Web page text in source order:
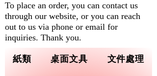
紙類 桌面文具 文件處理
To place an order, you can contact us
through our website, or you can reach
out to us via phone or email for
inquiries. Thank you.